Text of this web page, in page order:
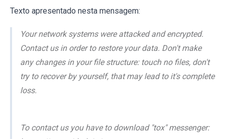
Texto apresentado nesta mensagem:
Your network systems were attacked and encrypted.
Contact us in order to restore your data. Don't make
any changes in your file structure: touch no files, don't
try to recover by yourself, that may lead to it's complete
loss.
To contact us you have to download "tox" messenger: